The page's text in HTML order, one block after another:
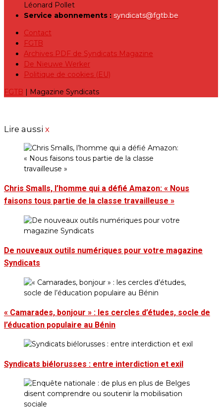
Léonard Pollet
Service abonnements : syndicats@fgtb.be
Contact
FGTB
Archives PDF de Syndicats Magazine
De Nieuwe Werker
Politique de cookies (EU)
FGTB | Magazine Syndicats
Lire aussi x
Chris Smalls, l’homme qui a défié Amazon: « Nous
faisons tous partie de la classe travailleuse »
De nouveaux outils numériques pour votre magazine
Syndicats
« Camarades, bonjour » : les cercles d’études, socle de
l’éducation populaire au Bénin
Syndicats biélorusses : entre interdiction et exil